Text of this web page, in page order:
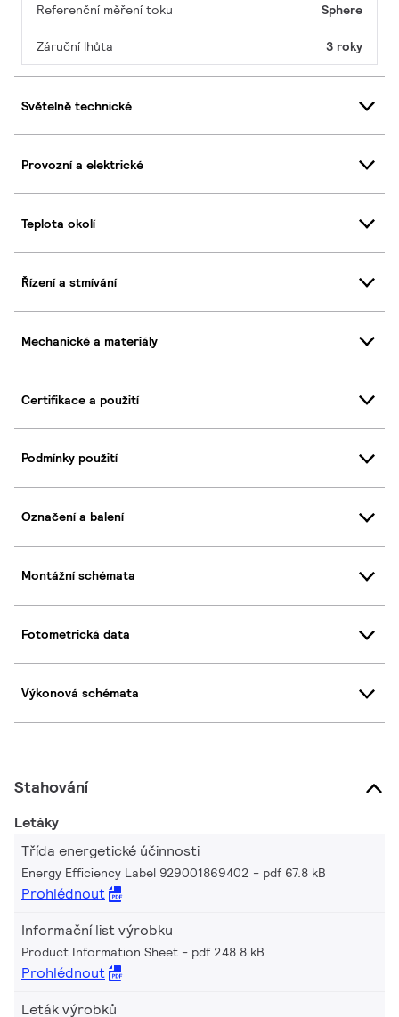
Referenční měření toku Sphere
Záruční lhůta 3 roky
Světelně technické
Provozní a elektrické
Teplota okolí
Řízení a stmívání
Mechanické a materiály
Certifikace a použití
Podmínky použití
Označení a balení
Montážní schémata
Fotometrická data
Výkonová schémata
Stahování
Letáky
Třída energetické účinnosti
Energy Efficiency Label 929001869402 pdf 67.8 kB
Prohlédnout
Informační list výrobku
Product Information Sheet pdf 248.8 kB
Prohlédnout
Leták výrobků